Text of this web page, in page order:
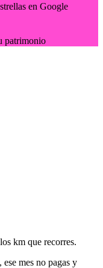
en Google
patrimonio
km que recorres.
mes no pagas y